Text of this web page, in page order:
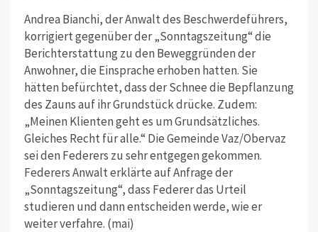
Andrea Bianchi, der Anwalt des Beschwerdeführers,
korrigiert gegenüber der „Sonntagszeitung“ die
Berichterstattung zu den Beweggründen der
Anwohner, die Einsprache erhoben hatten. Sie
hätten befürchtet, dass der Schnee die Bepflanzung
des Zauns auf ihr Grundstück drücke. Zudem:
„Meinen Klienten geht es um Grundsätzliches.
Gleiches Recht für alle.“ Die Gemeinde Vaz/Obervaz
sei den Federers zu sehr entgegen gekommen.
Federers Anwalt erklärte auf Anfrage der
„Sonntagszeitung“, dass Federer das Urteil
studieren und dann entscheiden werde, wie er
weiter verfahre. (mai)